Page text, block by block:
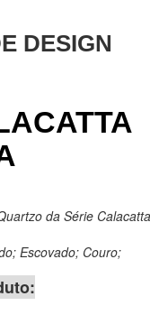
DESIGN
da Série Calacatta
Escovado; Couro;